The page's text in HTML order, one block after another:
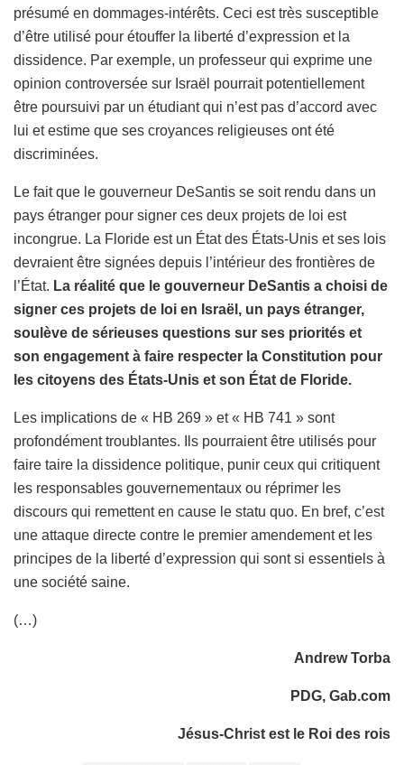
présumé en dommages-intérêts. Ceci est très susceptible
d’être utilisé pour étouffer la liberté d’expression et la
dissidence. Par exemple, un professeur qui exprime une
opinion controversée sur Israël pourrait potentiellement
être poursuivi par un étudiant qui n’est pas d’accord avec
lui et estime que ses croyances religieuses ont été
discriminées.
Le fait que le gouverneur DeSantis se soit rendu dans un
pays étranger pour signer ces deux projets de loi est
incongrue. La Floride est un État des États-Unis et ses lois
devraient être signées depuis l’intérieur des frontières de
l’État. La réalité que le gouverneur DeSantis a choisi de
signer ces projets de loi en Israël, un pays étranger,
soulève de sérieuses questions sur ses priorités et
son engagement à faire respecter la Constitution pour
les citoyens des États-Unis et son État de Floride.
Les implications de « HB 269 » et « HB 741 » sont
profondément troublantes. Ils pourraient être utilisés pour
faire taire la dissidence politique, punir ceux qui critiquent
les responsables gouvernementaux ou réprimer les
discours qui remettent en cause le statu quo. En bref, c’est
une attaque directe contre le premier amendement et les
principes de la liberté d’expression qui sont si essentiels à
une société saine.
(…)
Andrew Torba
PDG, Gab.com
Jésus-Christ est le Roi des rois